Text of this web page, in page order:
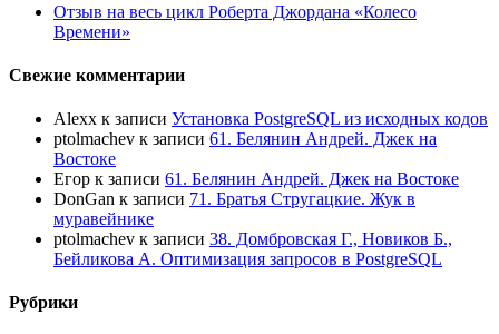
Отзыв на весь цикл Роберта Джордана «Колесо
Времени»
Свежие комментарии
Alexx к записи Установка PostgreSQL из исходных кодов
ptolmachev к записи 61. Белянин Андрей. Джек на
Востоке
Егор к записи 61. Белянин Андрей. Джек на Востоке
DonGan к записи 71. Братья Стругацкие. Жук в
муравейнике
ptolmachev к записи 38. Домбровская Г., Новиков Б.,
Бейликова А. Оптимизация запросов в PostgreSQL
Рубрики